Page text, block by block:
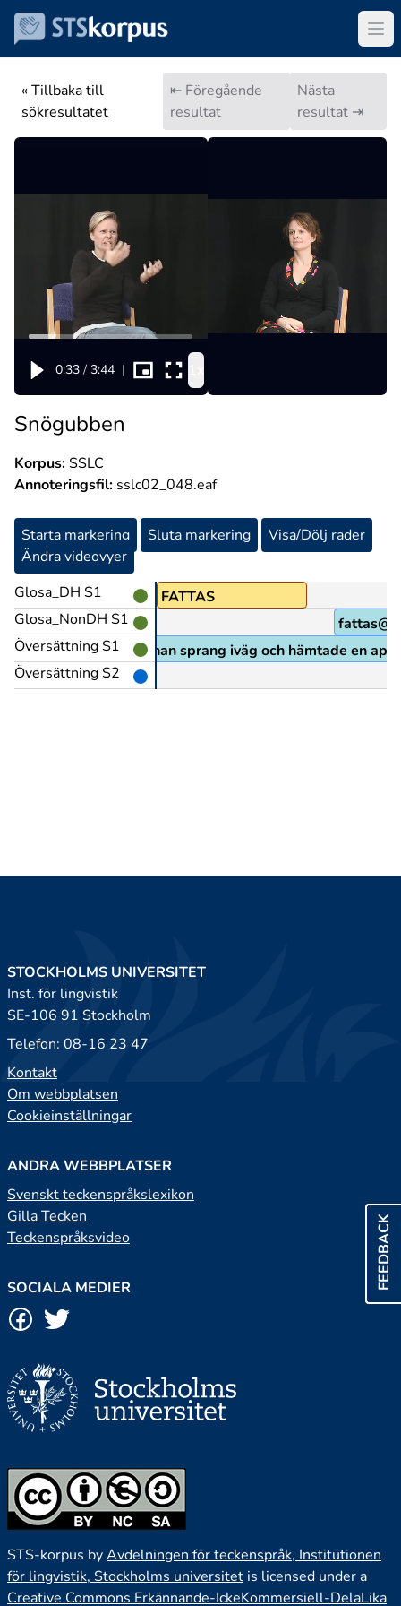
« Tillbaka till
sökresultatet
⇤ Föregående
resultat
Nästa
resultat ⇥
0:33 / 3:44 |
Snögubben
Korpus:SSLC
Annoteringsfil: sslc02_048.eaf
Starta markering Sluta markering
Visa/Dölj rader
Ändra videovyer
Glosa_DH S1
Glosa_NonDH S1
Översättning S1
Översättning S2
FATTAS
fattades något så han sprang iväg och hämtade en
FEEDBACK
STOCKHOLMS UNIVERSITET
Inst. för lingvistik
SE-106 91 Stockholm
Telefon: 08-16 23 47
Kontakt
Om webbplatsen
Cookieinställningar
ANDRA WEBBPLATSER
Svenskt teckenspråkslexikon
Gilla Tecken
Teckenspråksvideo
SOCIALA MEDIER
STS-korpus byAvdelningen för teckenspråk, Institutionen
för lingvistik, Stockholms universitet is licensed under a
Creative Commons Erkännande-IckeKommersiell-DelaLika